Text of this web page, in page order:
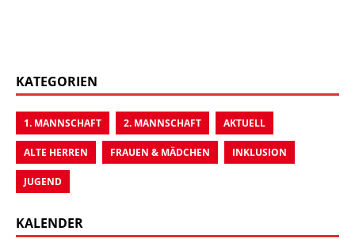
KATEGORIEN
1. MANNSCHAFT 2. MANNSCHAFT AKTUELL
ALTE HERREN FRAUEN & MÄDCHEN INKLUSION
JUGEND
KALENDER